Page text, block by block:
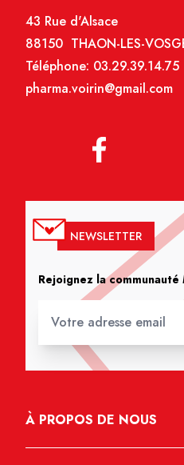
43 Rue d'Alsace
88150 THAON-LES-
Téléphone: 03.29.39.14.75
pharma.voirin@gmail.com
NEWSLETTER
Rejoignez la
À PROPOS DE NOUS